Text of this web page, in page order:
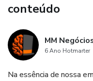
conteúdo
MM
6 Ano Hotmarter
Na essência de nossa